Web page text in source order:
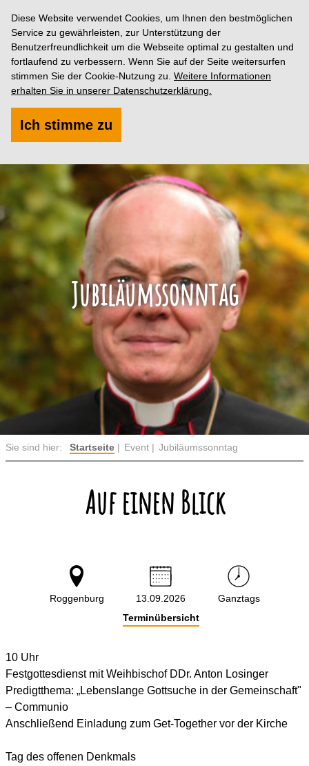
Diese Website verwendet Cookies, um Ihnen den bestmöglichen
Service zu gewährleisten, zur Unterstützung der
Benutzerfreundlichkeit um die Webseite optimal zu gestalten und
fortlaufend zu verbessern. Wenn Sie auf der Seite weitersurfen
stimmen Sie der Cookie-Nutzung zu. Weitere Informationen
erhalten Sie in unserer Datenschutzerklärung.
Ich stimme zu
Jubiläumssonntag
Sie sind hier: Startseite Event Jubiläumssonntag
Auf einen Blick
Roggenburg
13.09.2026
Terminübersicht
Ganztags
10 Uhr
Fe­stgotte­sdi­en­st mit Weihb­ischof DDr. An­ton Losinger
Pr­e­dig­tthe­ma: „Lebe­ns­l­ange Gottsuc­he in der Ge­me­in­schaft"
– Comm­u­nio
An­schl­i­eß­end Einl­ad­ung zum Get-Toget­her vor der Kirc­he
Tag des off­enen De­nk­m­a­ls